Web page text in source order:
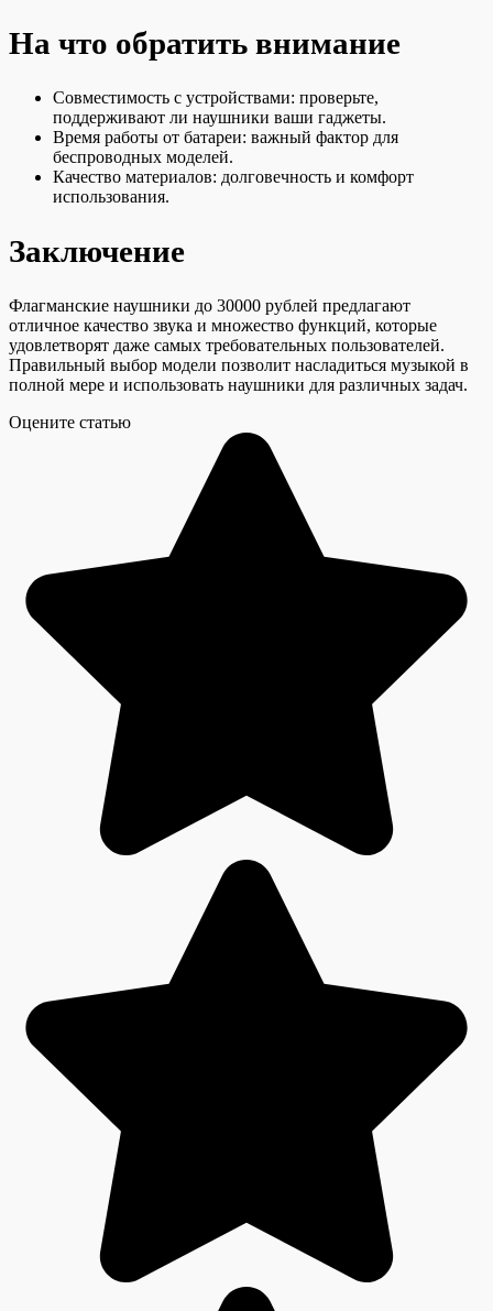
На что обратить внимание
Совместимость с устройствами: проверьте,
поддерживают ли наушники ваши гаджеты.
Время работы от батареи: важный фактор для
беспроводных моделей.
Качество материалов: долговечность и комфорт
использования.
Заключение
Флагманские наушники до 30000 рублей предлагают
отличное качество звука и множество функций, которые
удовлетворят даже самых требовательных пользователей.
Правильный выбор модели позволит насладиться музыкой в
полной мере и использовать наушники для различных задач.
Оцените статью